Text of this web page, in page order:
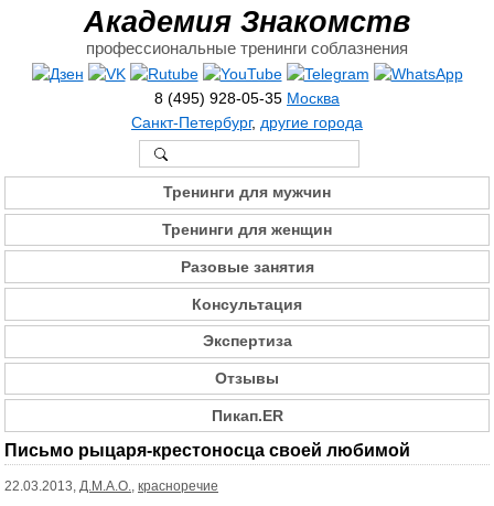
Академия Знакомств
профессиональные тренинги соблазнения
8 (495) 928-05-35 Москва
Санкт-Петербург, другие города
Тренинги для мужчин
Тренинги для женщин
Разовые занятия
Консультация
Экспертиза
Отзывы
Пикап.ER
Письмо рыцаря-крестоносца своей любимой
22.03.2013, Д.М.А.О., красноречие